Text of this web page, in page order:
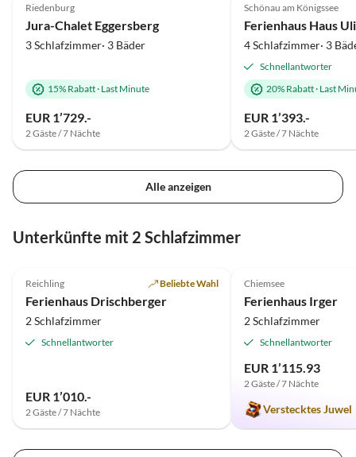
Riedenburg
Jura-Chalet Eggersberg
3 Schlafzimmer· 3 Bäder
15% Rabatt· Last Minute
EUR 1’729.-
2 Gäste / 7 Nächte
Schönau am Königssee
Ferienhaus Haus Uli
4 Schlafzimmer· 3
Schnellantworter
20% Rabatt· Last
EUR 1’393.-
2 Gäste / 7 Nächte
Alle anzeigen
Unterkünfte mit 2 Schlafzimmer
Reichling Beliebte Wahl
Ferienhaus Drischberger
2 Schlafzimmer
Schnellantworter
EUR 1’010.-
2 Gäste / 7 Nächte
Chiemsee
Ferienhaus Irger
2 Schlafzimmer
Schnellantworter
EUR 1’115.93
2 Gäste / 7 Nächte
Verstecktes Juwel